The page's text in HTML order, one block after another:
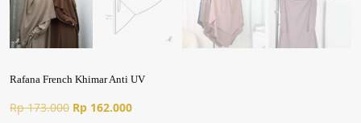
Rafana French Khimar Anti UV
Rp173.000 Harga
Rp 162.000Harga